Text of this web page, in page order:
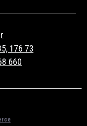
176 73
660